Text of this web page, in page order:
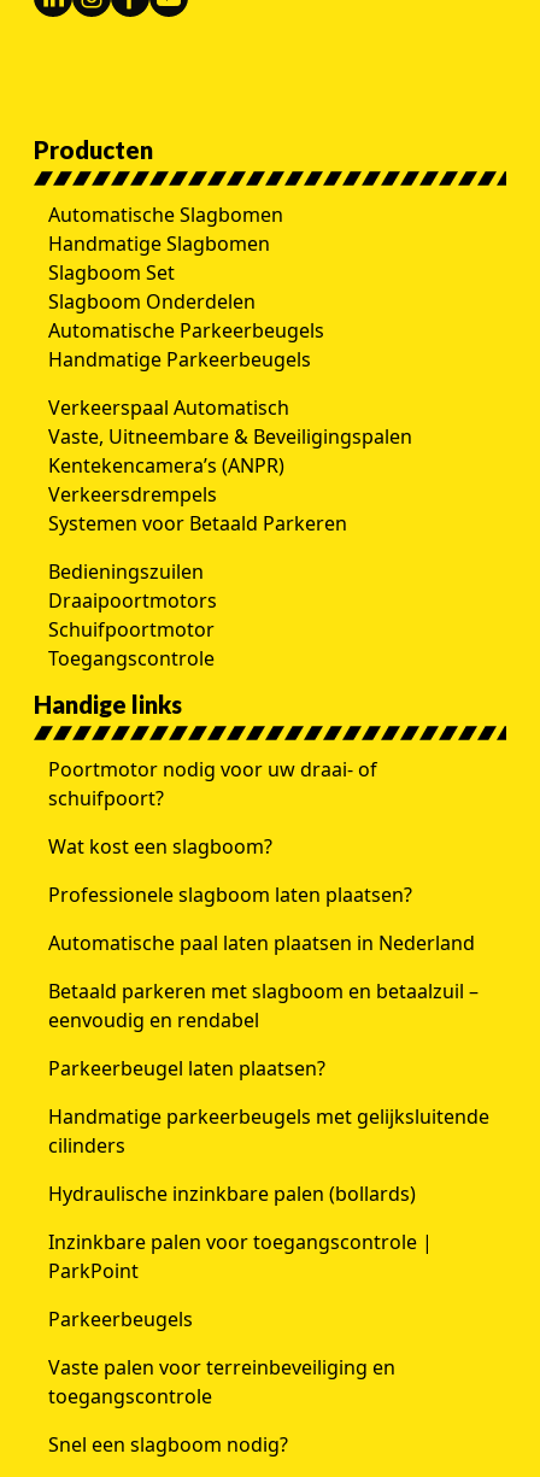
Producten
Automatische Slagbomen
Handmatige Slagbomen
Slagboom Set
Slagboom Onderdelen
Automatische Parkeerbeugels
Handmatige Parkeerbeugels
Verkeerspaal Automatisch
Vaste, Uitneembare & Beveiligingspalen
Kentekencamera’s (ANPR)
Verkeersdrempels
Systemen voor Betaald Parkeren
Bedieningszuilen
Draaipoortmotors
Schuifpoortmotor
Toegangscontrole
Handige links
Poortmotor nodig voor uw draai- of
schuifpoort?
Wat kost een slagboom?
Professionele slagboom laten plaatsen?
Automatische paal laten plaatsen in Nederland
Betaald parkeren met slagboom en betaalzuil –
eenvoudig en rendabel
Parkeerbeugel laten plaatsen?
Handmatige parkeerbeugels met gelijksluitende
cilinders
Hydraulische inzinkbare palen (bollards)
Inzinkbare palen voor toegangscontrole |
ParkPoint
Parkeerbeugels
Vaste palen voor terreinbeveiliging en
toegangscontrole
Snel een slagboom nodig?